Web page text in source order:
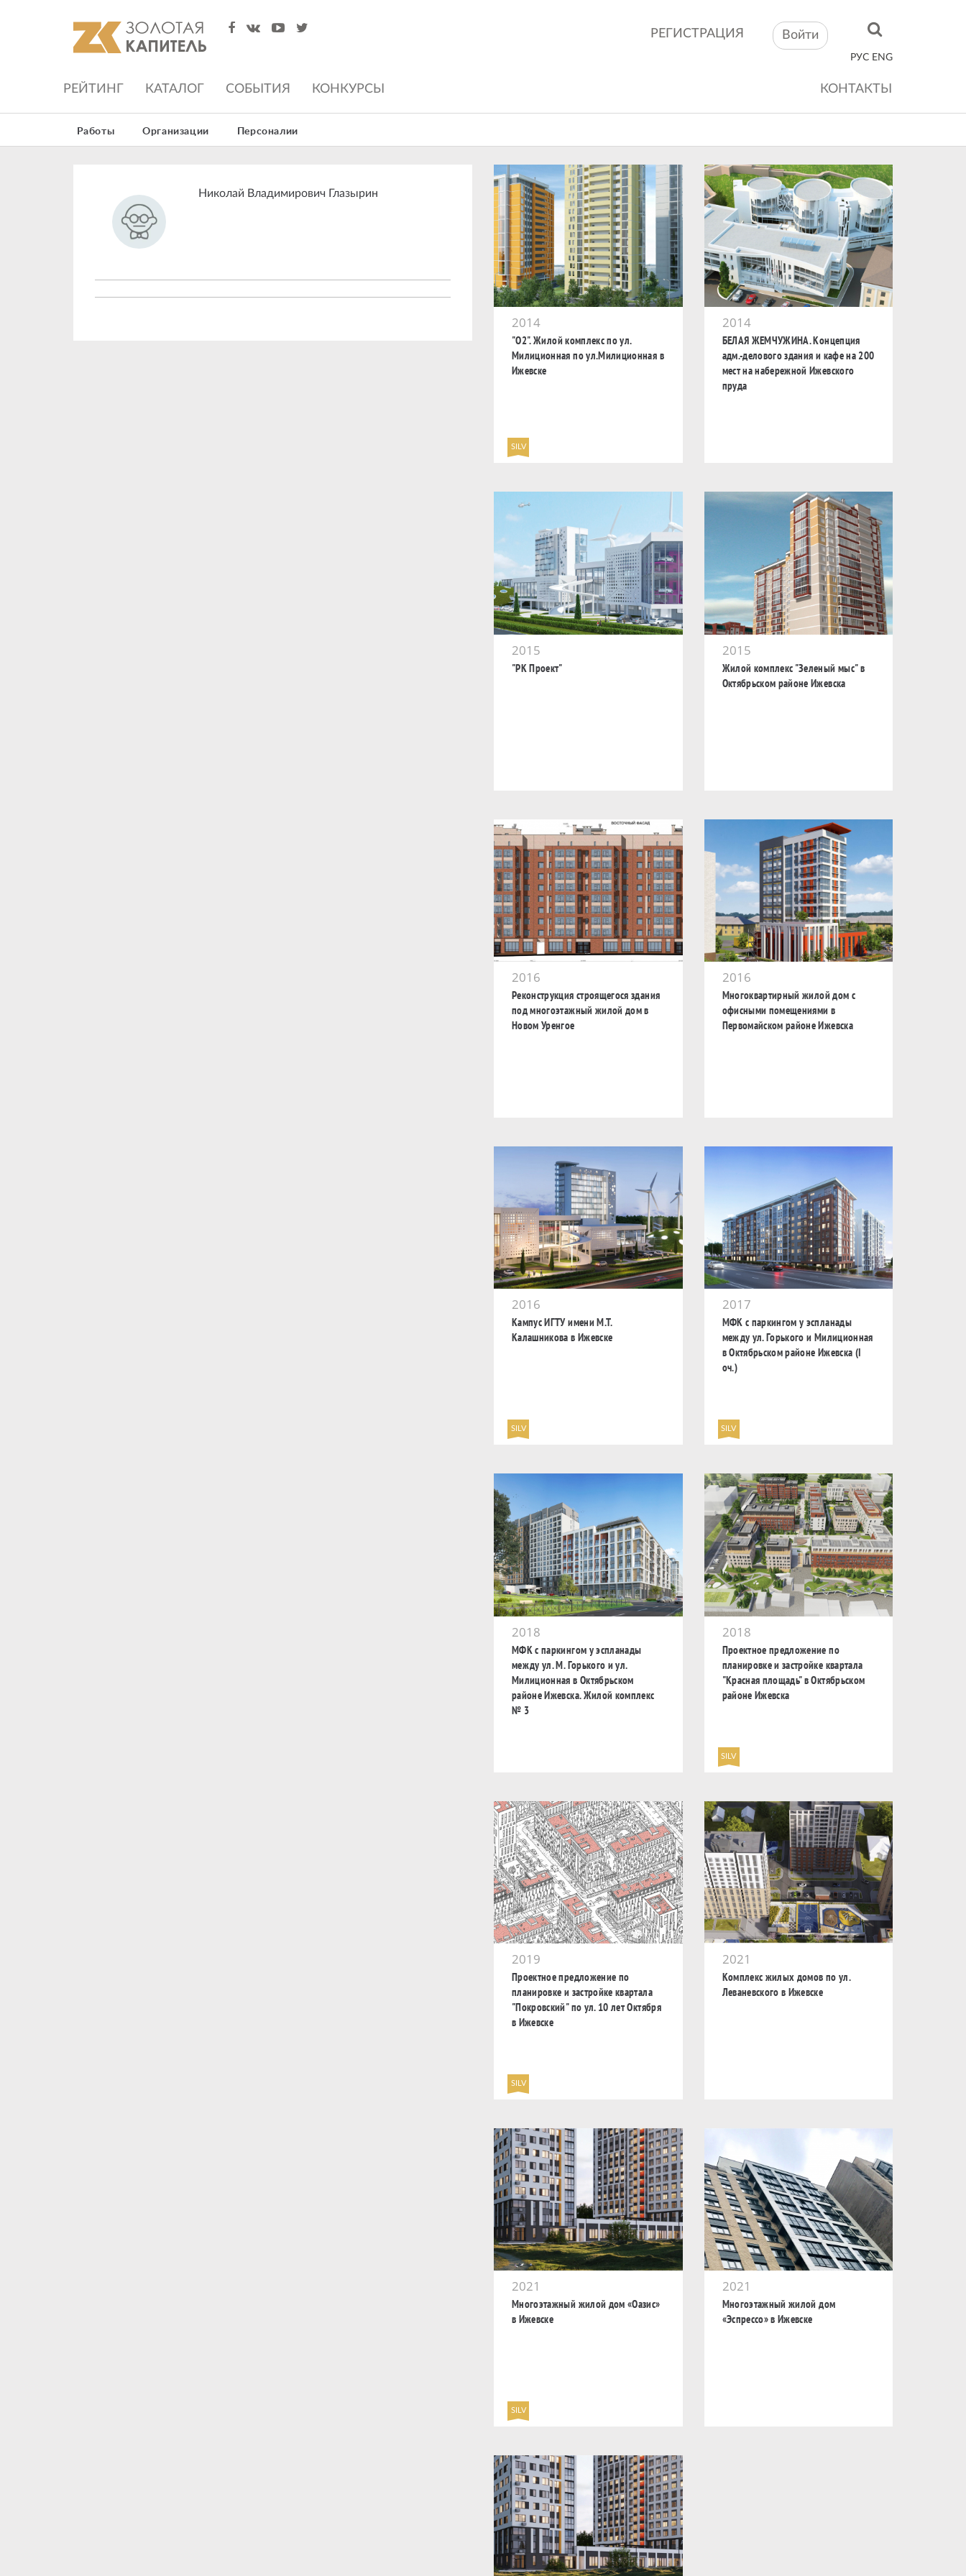
РЕГИСТРАЦИЯ Войти
РУС ENG
РЕЙТИНГ КАТАЛОГ СОБЫТИЯ КОНКУРСЫ КОНТАКТЫ
Работы Организации Персоналии
Николай Владимирович Глазырин
2014
"О2". Жилой комплекс по ул.
Милиционная по ул.Милиционная в
Ижевске
SILV
2014
БЕЛАЯ ЖЕМЧУЖИНА. Концепция
адм.-делового здания и кафе на 200
мест на набережной Ижевского
пруда
2015
"РК Проект"
2015
Жилой комплекс "Зеленый мыс" в
Октябрьском районе Ижевска
2016
Реконструкция строящегося здания
под многоэтажный жилой дом в
Новом Уренгое
2016
Многоквартирный жилой дом с
офисными помещениями в
Первомайском районе Ижевска
2016
Кампус ИГТУ имени М.Т.
Калашникова в Ижевске
SILV
2017
МФК с паркингом у эспланады
между ул. Горького и Милиционная
в Октябрьском районе Ижевска (I
оч.)
SILV
2018
МФК с паркингом у эспланады
между ул. М. Горького и ул.
Милиционная в Октябрьском
районе Ижевска. Жилой комплекс
№ 3
2018
Проектное предложение по
планировке и застройке квартала
"Красная площадь" в Октябрьском
районе Ижевска
SILV
2019
Проектное предложение по
планировке и застройке квартала
"Покровский" по ул. 10 лет Октября
в Ижевске
SILV
2021
Комплекс жилых домов по ул.
Леваневского в Ижевске
2021
Многоэтажный жилой дом «Оазис»
в Ижевске
SILV
2021
Многоэтажный жилой дом
«Эспрессо» в Ижевске